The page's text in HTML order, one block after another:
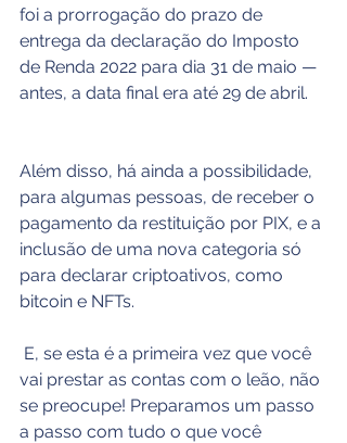
foi a prorrogação do prazo de
entrega da declaração do Imposto
de Renda 2022 para dia 31 de maio —
antes, a data final era até 29 de abril.
Além disso, há ainda a possibilidade,
para algumas pessoas, de receber o
pagamento da restituição por PIX, e a
inclusão de uma nova categoria só
para declarar criptoativos, como
bitcoin e NFTs.
vai prestar as contas com o leão, não
se preocupe! Preparamos um passo
a passo com tudo o que você